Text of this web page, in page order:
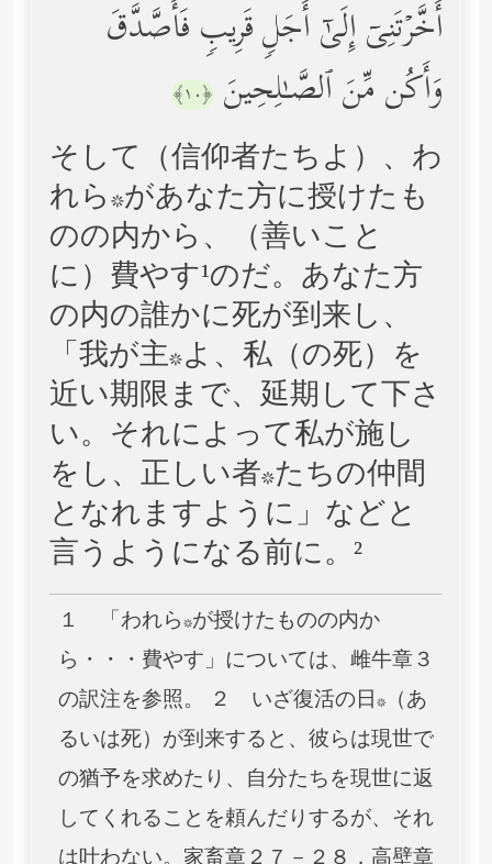
أَخَّرۡتَنِیۤ إِلَىٰۤ أَجَلࣲ قَرِیبࣲ فَأَصَّدَّقَ
وَأَكُن مِّنَ ٱلصَّـٰلِحِینَ ﴿١٠﴾
そして（信仰者たちよ）、わ
れら*があなた方に授けたも
のの内から、（善いこと
に）費やす¹のだ。あなた方
の内の誰かに死が到来し、
「我が主*よ、私（の死）を
近い期限まで、延期して下さ
い。それによって私が施し
をし、正しい者*たちの仲間
となれますように」などと
言うようになる前に。²
１ 「われら*が授けたものの内か
ら・・・費やす」については、雌牛章３
の訳注を参照。 ２ いざ復活の日*（あ
るいは死）が到来すると、彼らは現世で
の猶予を求めたり、自分たちを現世に返
してくれることを頼んだりするが、それ